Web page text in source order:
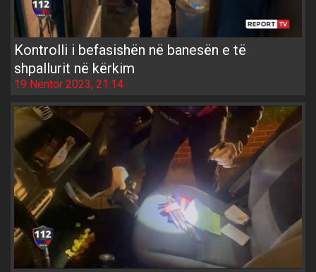
Kontrolli i befasishën në banesën e të
shpallurit në kërkim
19 Nëntor 2023, 21:14